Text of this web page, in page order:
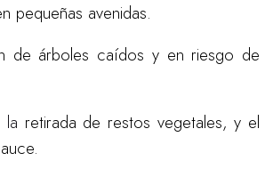
pequeñas avenidas.
de árboles caídos y en riesgo de
la retirada de restos vegetales, y el